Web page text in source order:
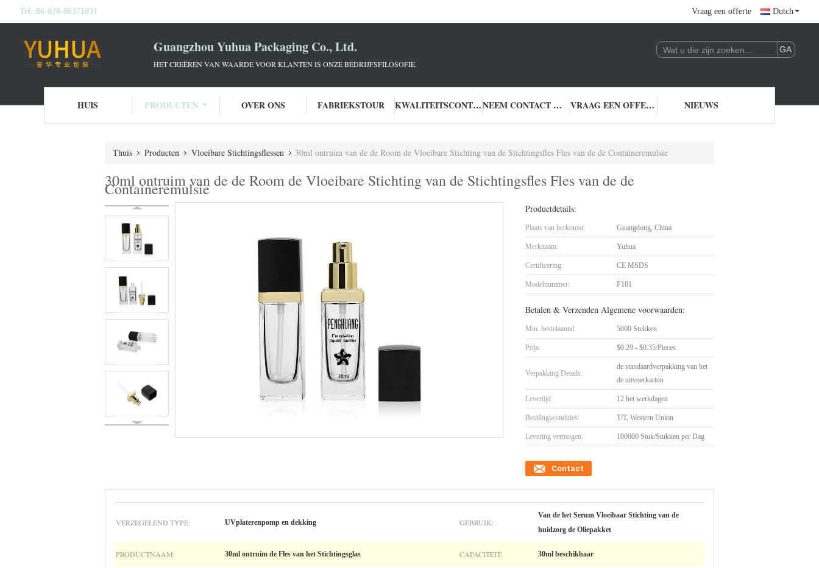
Tel.:86-020-86371031 Vraag een offerte Dutch
Guangzhou Yuhua Packaging Co., Ltd.
HET CREËREN VAN WAARDE VOOR KLANTEN IS ONZE BEDRIJFSFILOSOFIE.
HUIS PRODUCTEN OVER ONS FABRIEKSTOUR KWALITEITSCONTROLE NEEM CONTACT MET ONS OP VRAAG EEN OFFERTE NIEUWS
Thuis Producten Vloeibare Stichtingsflessen 30ml ontruim van de de Room de Vloeibare Stichting van de Stichtingsfles Fles van de de Containeremulsie
30ml ontruim van de de Room de Vloeibare Stichting van de Stichtingsfles Fles van de de
Containeremulsie
Productdetails:
Plaats van herkomst: Guangdong, China
Merknaam: Yuhua
Certificering: CE MSDS
Modelnummer: F101
Betalen & Verzenden Algemene voorwaarden:
Min. bestelaantal: 5000 Stukken
Prijs: $0.29 - $0.35/Pieces
Verpakking Details:
de standaardverpakking van het
de uitvoerkarton
Levertijd: 12 het werkdagen
Betalingscondities: T/T, Western Union
Levering vermogen: 100000 Stuk/Stukken per Dag
Contact
VERZEGELEND TYPE: UVplaterenpomp en dekking GEBRUIK:
Van de het Serum Vloeibaar Stichting van de
huidzorg de Oliepakket
PRODUCTNAAM: 30ml ontruim de Fles van het Stichtingsglas CAPACITEIT: 30ml beschikbaar